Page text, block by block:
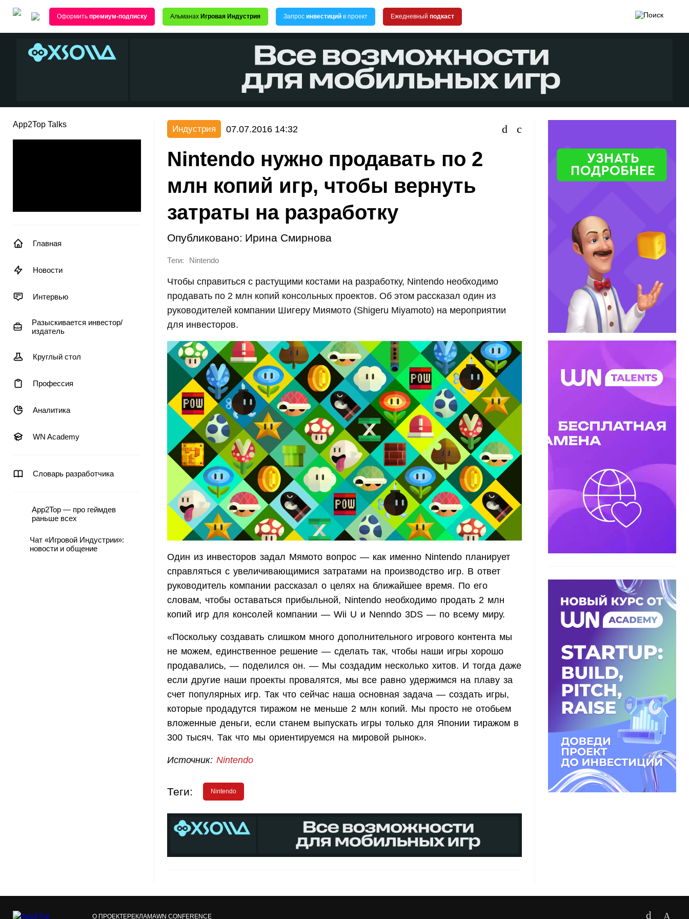
Оформить премиум-подписку Альманах Игровая Индустрия Запрос инвестиций в проект Ежедневный подкаст
App2Top Talks
Главная
Новости
Интервью
Разыскивается инвестор/
издатель
Круглый стол
Профессия
Аналитика
WN Academy
Словарь разработчика
App2Top — про геймдев
раньше всех
Чат «Игровой Индустрии»:
новости и общение
Индустрия 07.07.2016 14:32
Nintendo нужно продавать по 2
млн копий игр, чтобы вернуть
затраты на разработку
Опубликовано: Ирина Смирнова
Теги: Nintendo
Чтобы справиться с растущими костами на разработку, Nintendo необходимо
продавать по 2 млн копий консольных проектов. Об этом рассказал один из
руководителей компании Шигеру Миямото (Shigeru Miyamoto) на мероприятии
для инвесторов.
Один из инвесторов задал Мямото вопрос — как именно Nintendo планирует
справляться с увеличивающимися затратами на производство игр. В ответ
руководитель компании рассказал о целях на ближайшее время. По его
словам, чтобы оставаться прибыльной, Nintendo необходимо продать 2 млн
копий игр для консолей компании — Wii U и Nenndo 3DS — по всему миру.
«Поскольку создавать слишком много дополнительного игрового контента мы
не можем, единственное решение — сделать так, чтобы наши игры хорошо
продавались, — поделился он. — Мы создадим несколько хитов. И тогда даже
если другие наши проекты провалятся, мы все равно удержимся на плаву за
счет популярных игр. Так что сейчас наша основная задача — создать игры,
которые продадутся тиражом не меньше 2 млн копий. Мы просто не отобьем
вложенные деньги, если станем выпускать игры только для Японии тиражом в
300 тысяч. Так что мы ориентируемся на мировой рынок».
Источник: Nintendo
Теги: Nintendo
О ПРОЕКТЕРЕКЛАМАWN CONFERENCE